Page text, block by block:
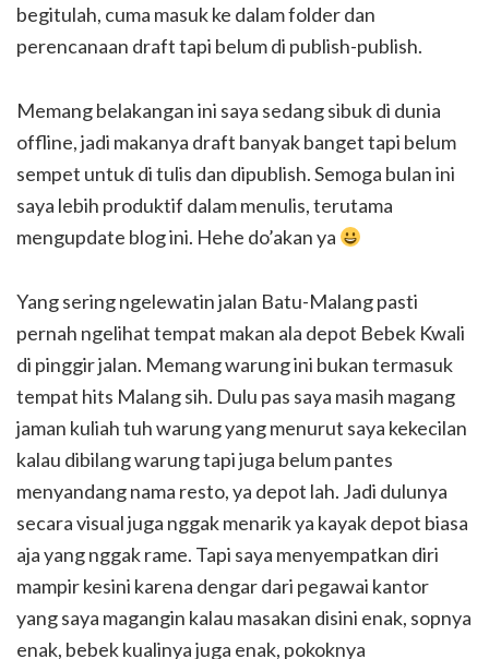
begitulah, cuma masuk ke dalam folder dan
perencanaan draft tapi belum di publish-publish.
Memang belakangan ini saya sedang sibuk di dunia
offline, jadi makanya draft banyak banget tapi belum
sempet untuk di tulis dan dipublish. Semoga bulan ini
saya lebih produktif dalam menulis, terutama
mengupdate blog ini. Hehe do’akan ya
Yang sering ngelewatin jalan Batu-Malang pasti
pernah ngelihat tempat makan ala depot Bebek Kwali
di pinggir jalan. Memang warung ini bukan termasuk
tempat hits Malang sih. Dulu pas saya masih magang
jaman kuliah tuh warung yang menurut saya kekecilan
kalau dibilang warung tapi juga belum pantes
menyandang nama resto, ya depot lah. Jadi dulunya
secara visual juga nggak menarik ya kayak depot biasa
aja yang nggak rame. Tapi saya menyempatkan diri
mampir kesini karena dengar dari pegawai kantor
yang saya magangin kalau masakan disini enak, sopnya
enak, bebek kualinya juga enak, pokoknya